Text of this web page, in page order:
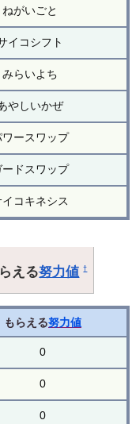
ねがいごと
イコシフト
みらいよち
やしいかぜ
ワースワップ
ードスワップ
イコキネシス
える努力値 †
もらえる努力値
0
0
0